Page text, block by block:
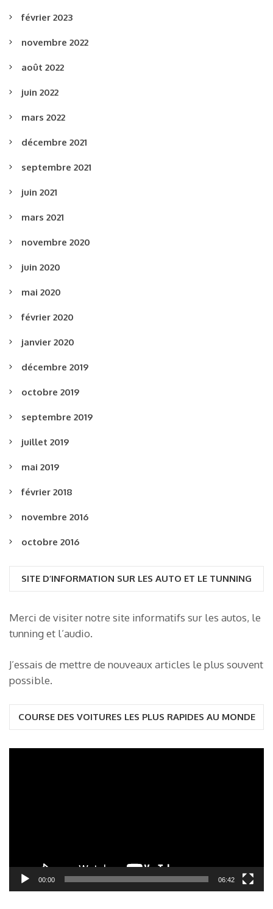
février 2023
novembre 2022
août 2022
juin 2022
mars 2022
décembre 2021
septembre 2021
juin 2021
mars 2021
novembre 2020
juin 2020
mai 2020
février 2020
janvier 2020
décembre 2019
octobre 2019
septembre 2019
juillet 2019
mai 2019
février 2018
novembre 2016
octobre 2016
SITE D’INFORMATION SUR LES AUTO ET LE TUNNING
Merci de visiter notre site informatifs sur les autos, le
tunning et l’audio.
J’essais de mettre de nouveaux articles le plus souvent
possible.
COURSE DES VOITURES LES PLUS RAPIDES AU MONDE
00:00 06:42